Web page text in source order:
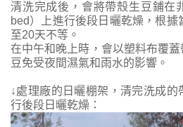
清洗完成後，會將帶殼生豆鋪在
bed）上進行後段日曬乾燥，根據
至20天不等。
在中午和晚上時，會以塑料布覆
豆免受夜間濕氣和雨水的影響。
↓處理廠的日曬棚架，清完洗成的
行後段日曬乾燥：